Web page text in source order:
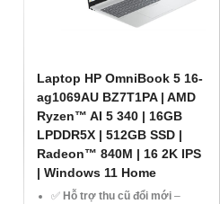
Laptop HP OmniBook 5 16-
ag1069AU BZ7T1PA | AMD
Ryzen™ AI 5 340 | 16GB
LPDDR5X | 512GB SSD |
Radeon™ 840M | 16 2K IPS
| Windows 11 Home
✅ Hỗ trợ thu cũ đổi mới –